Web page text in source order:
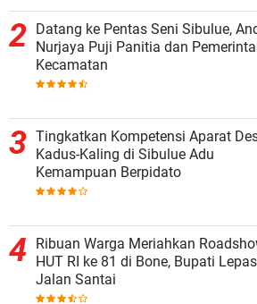
Datang ke Pentas Seni Sibulue,
Nurjaya Puji Panitia dan
Kecamatan
Tingkatkan Kompetensi Aparat
Kadus-Kaling di Sibulue Adu
Kemampuan Berpidato
Ribuan Warga Meriahkan
HUT RI ke 81 di Bone, Bupati Lepas
Jalan Santai